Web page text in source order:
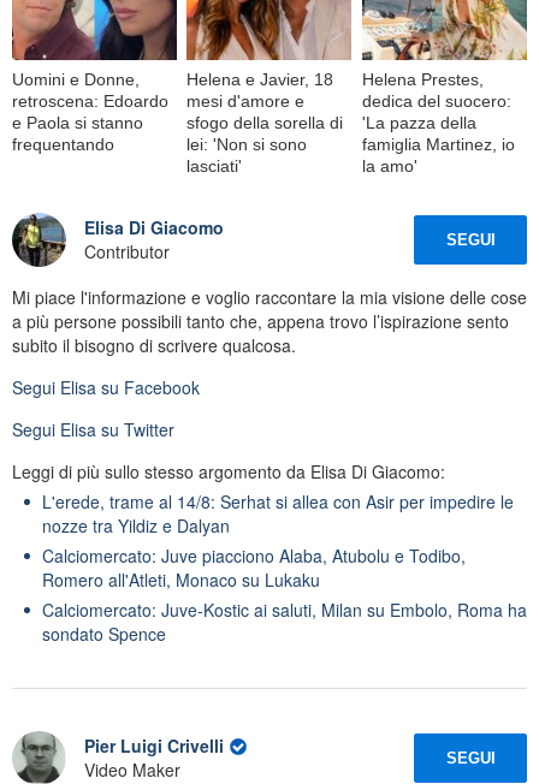
Uomini e Donne,
retroscena: Edoardo
e Paola si stanno
frequentando
Helena e Javier, 18
mesi d'amore e
sfogo della sorella di
lei: 'Non si sono
lasciati'
Helena Prestes,
dedica del suocero:
'La pazza della
famiglia Martinez, io
la amo'
Elisa Di Giacomo
Contributor
SEGUI
Mi piace l'informazione e voglio raccontare la mia visione delle cose
a più persone possibili tanto che, appena trovo l’ispirazione sento
subito il bisogno di scrivere qualcosa.
Segui Elisa su Facebook
Segui Elisa su Twitter
Leggi di più sullo stesso argomento da Elisa Di Giacomo:
L'erede, trame al 14/8: Serhat si allea con Asir per impedire le
nozze tra Yildiz e Dalyan
Calciomercato: Juve piacciono Alaba, Atubolu e Todibo,
Romero all'Atleti, Monaco su Lukaku
Calciomercato: Juve-Kostic ai saluti, Milan su Embolo, Roma ha
sondato Spence
Pier Luigi Crivelli
Video Maker
SEGUI